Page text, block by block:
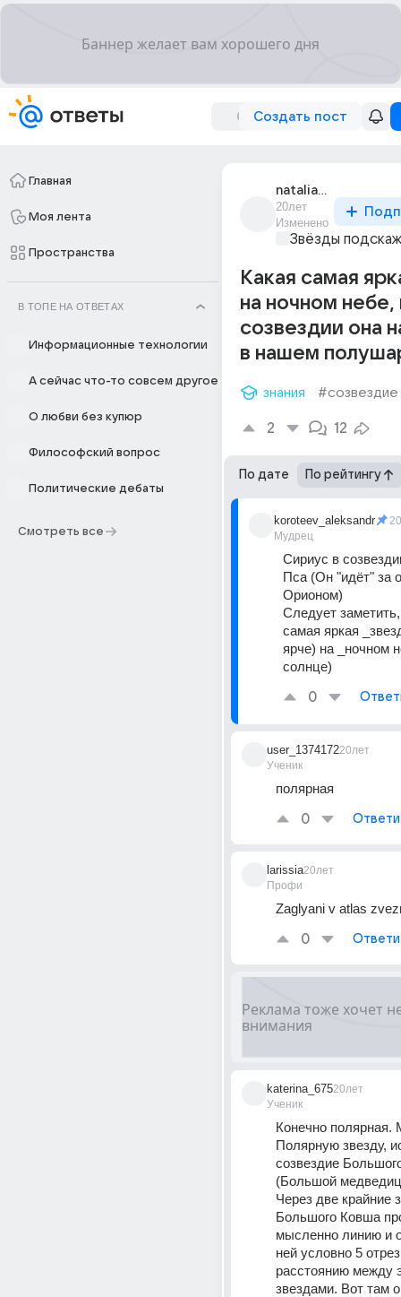
Создать пост
Главная
Моя лента
Пространства
В ТОПЕ НА ОТВЕТАХ
Информационные технологии
А сейчас что-то совсем другое
О любви без купюр
Философский вопрос
Политические дебаты
Смотреть все
natalia_valeeva
20лет
Изменено
Звёзды
Какая самая
на ночном небе,
созвездии она
в нашем
знания #созвездие
2 12
По дате По рейтингу
koroteev_aleksandr
Мудрец
Сириус в
Пса (Он "идёт" за
Орионом)
Следует
самая яркая
ярче) на _ночном
солнце)
0
user_1374172
Ученик
20лет
полярная
0
larissia
Профи
20лет
Zaglyani v atlas
0
katerina_675
Ученик
20лет
Конечно полярная.
Полярную звезду,
созвездие
(Большой
Через две крайние
Большого Ковша
мысленно линию и
ней условно 5
расстоянию между
звездами. Вот там